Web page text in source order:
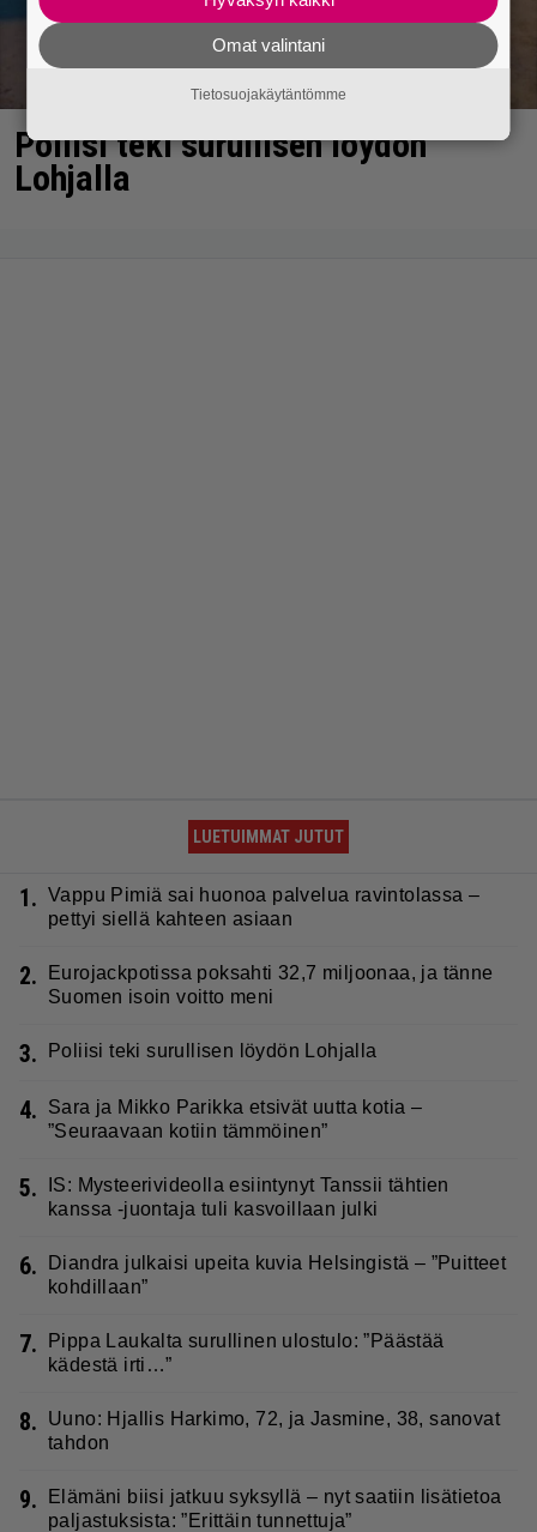
Poliisi teki surullisen löydön
Lohjalla
LUETUIMMAT JUTUT
1. Vappu Pimiä sai huonoa palvelua ravintolassa –
pettyi siellä kahteen asiaan
2.
Eurojackpotissa poksahti 32,7 miljoonaa, ja tänne
Suomen isoin voitto meni
3. Poliisi teki surullisen löydön Lohjalla
4.
Sara ja Mikko Parikka etsivät uutta kotia –
”Seuraavaan kotiin tämmöinen”
5.
IS: Mysteerivideolla esiintynyt Tanssii tähtien
kanssa -juontaja tuli kasvoillaan julki
6.
Diandra julkaisi upeita kuvia Helsingistä – ”Puitteet
kohdillaan”
7.
Pippa Laukalta surullinen ulostulo: ”Päästää
kädestä irti…”
8.
Uuno: Hjallis Harkimo, 72, ja Jasmine, 38, sanovat
tahdon
9.
Elämäni biisi jatkuu syksyllä – nyt saatiin lisätietoa
paljastuksista: ”Erittäin tunnettuja”
Omat valintani
Tietosuojakäytäntömme